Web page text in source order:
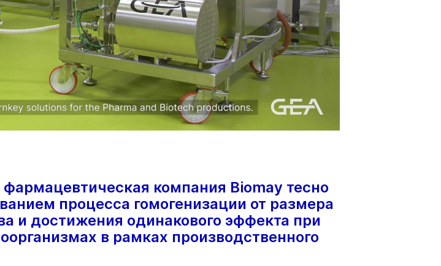
компания Biomay тесно
процесса гомогенизации от размера
и достижения одинакового эффекта при
в рамках производственного